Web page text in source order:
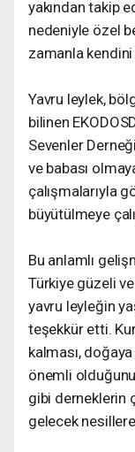
yakından takip
nedeniyle özel
zamanla kendini
Yavru leylek,
bilinen
Sevenler
ve babası
çalışmalarıyla
büyütülmeye
Bu anlamlı
Türkiye güzeli
yavru leyleğin
teşekkür etti.
kalması,
önemli
gibi derneklerin
gelecek